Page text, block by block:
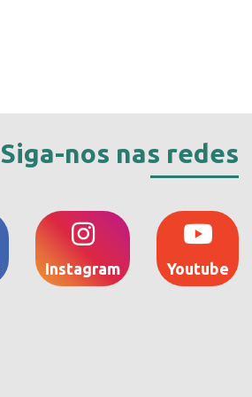
Siga-nos nas redes
Instagram Youtube